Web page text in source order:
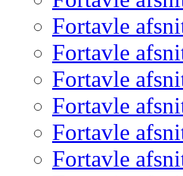
Fortavle
Fortavle
Fortavle
Fortavle
Fortavle
Fortavle